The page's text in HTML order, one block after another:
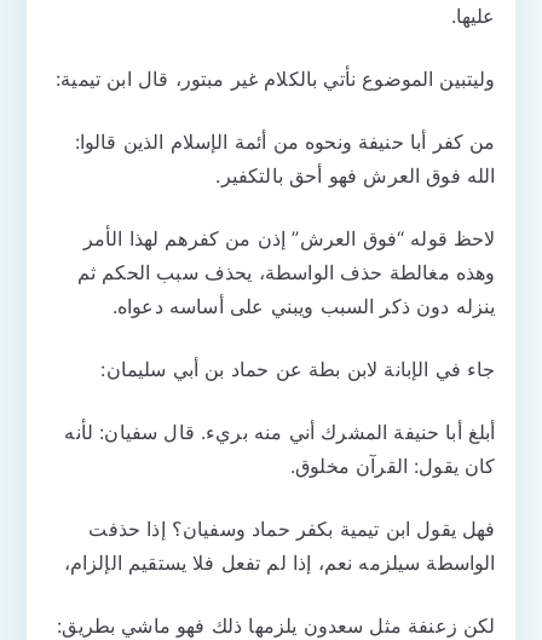
عليها.
وليتبين الموضوع نأتي بالكلام غير مبتور، قال ابن تيمية:
من كفر أبا حنيفة ونحوه من أئمة الإسلام الذين قالوا:
الله فوق العرش فهو أحق بالتكفير.
لاحظ قوله “فوق العرش” إذن من كفرهم لهذا الأمر
وهذه مغالطة حذف الواسطة، يحذف سبب الحكم ثم
ينزله دون ذكر السبب ويبني على أساسه دعواه.
جاء في الإبانة لابن بطة عن حماد بن أبي سليمان:
أبلغ ‌أبا ‌حنيفة ‌المشرك أني منه بريء. قال سفيان: لأنه
كان يقول: القرآن مخلوق.
فهل يقول ابن تيمية بكفر حماد وسفيان؟ إذا حذفت
الواسطة سيلزمه نعم، إذا لم تفعل فلا يستقيم الإلزام،
لكن زعنفة مثل سعدون يلزمها ذلك فهو ماشي بطريق: